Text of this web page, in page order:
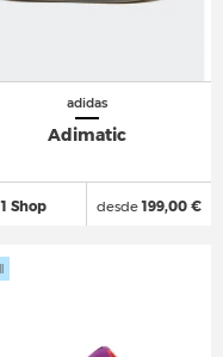
adidas
Adimatic
1 Shop desde199,00 €